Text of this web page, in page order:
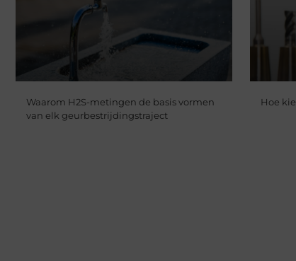
Waarom H2S-metingen de basis vormen
van elk geurbestrijdingstraject
Hoe